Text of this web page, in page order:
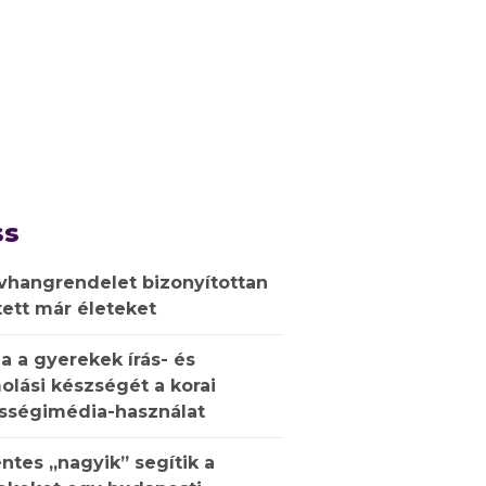
bizonyítottan
már életeket
a gyerekek írás- és
készségét a korai
használat
„nagyik” segítik a